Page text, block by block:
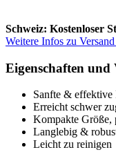
Schweiz: Kostenloser
Weitere Infos zu
Eigenschaften und
Sanfte & effektive
Erreicht schwer
Kompakte Größe,
Langlebig &
Leicht zu reinigen